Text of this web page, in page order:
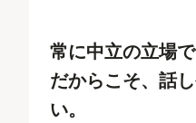
常に中立の立場
だからこそ、話
い。